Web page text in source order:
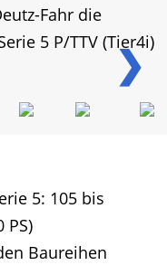
❯
Fahr die
5 P/TTV (Tier4i)
5: 105 bis
PS)
Baureihen